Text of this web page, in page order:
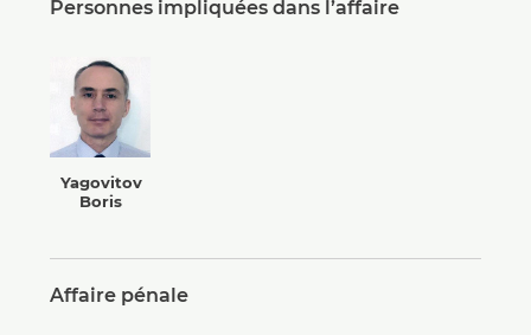
Personnes impliquées dans l’affaire
Yagovitov
Boris
Affaire pénale